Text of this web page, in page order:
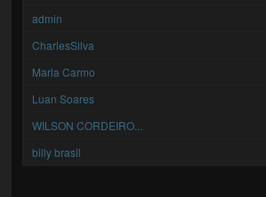
admin
CharlesSilva
Maria Carmo
Luan Soares
WILSON CORDEIRO...
billy brasil